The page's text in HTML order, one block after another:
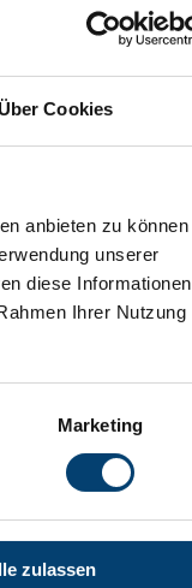
Über Cookies
anbieten zu können
unserer
diese Informationen
Ihrer Nutzung
Marketing
zulassen